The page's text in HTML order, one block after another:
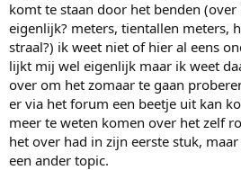
komt te staan door het benden
eigenlijk? meters, tientallen meters,
straal?) ik weet niet of hier al eens
lijkt mij wel eigenlijk maar ik weet
over om het zomaar te gaan
er via het forum een beetje uit kan
meer te weten komen over het zelf
het over had in zijn eerste stuk,
een ander topic.